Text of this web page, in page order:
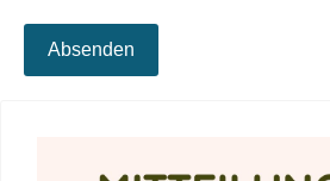
Absenden